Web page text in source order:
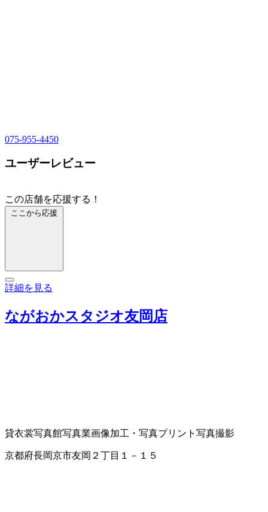
075-955-4450
ユーザーレビュー
この店舗を応援する！
ここから応援
詳細を見る
ながおかスタジオ友岡店
貸衣裳写真館写真業画像加工・写真プリント 写真撮影
京都府長岡京市友岡２丁目１－１５